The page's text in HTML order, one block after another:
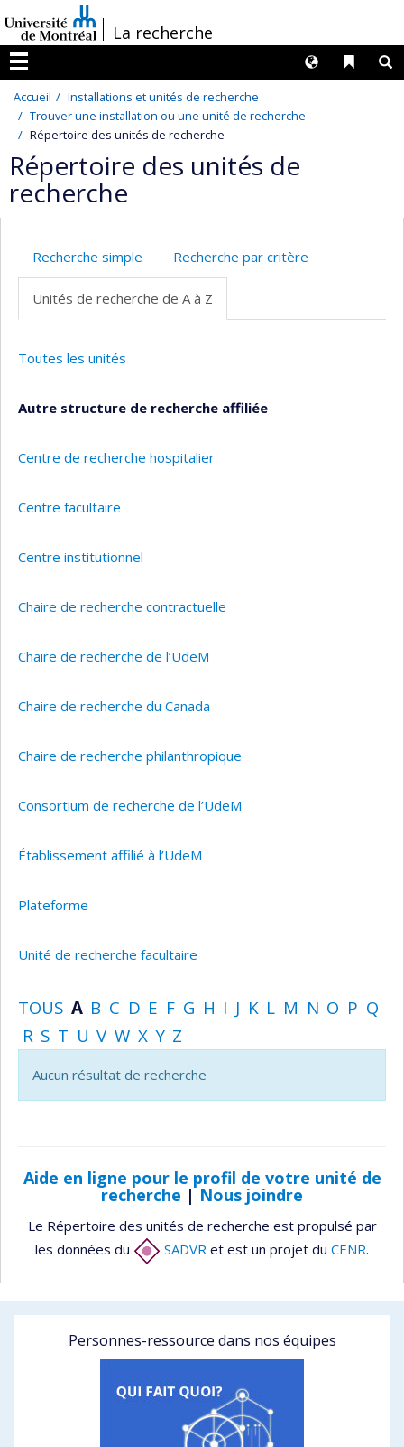
au
contenu
/La recherche
Menu
Liens
Langues
Accueil
Installations et unités de recherche
Trouver une installation ou une unité de recherche
Répertoire des unités de recherche
Répertoire des unités de
recherche
Recherche simple Recherche par critère
Unités de recherche de A à Z
Toutes les unités
Autre structure de recherche affiliée
Centre de recherche hospitalier
Centre facultaire
Centre institutionnel
Chaire de recherche contractuelle
Chaire de recherche de l’UdeM
Chaire de recherche du Canada
Chaire de recherche philanthropique
Consortium de recherche de l’UdeM
Établissement affilié à l’UdeM
Plateforme
Unité de recherche facultaire
TOUS A B C D E F G H I J K L M N O P Q
R S T U V W X Y Z
Aucun résultat de recherche
Aide en ligne pour le profil de votre unité de
recherche | Nous joindre
Le Répertoire des unités de recherche est propulsé par
les données du
SADVR et est un projet du CENR.
Personnes-ressource dans nos équipes